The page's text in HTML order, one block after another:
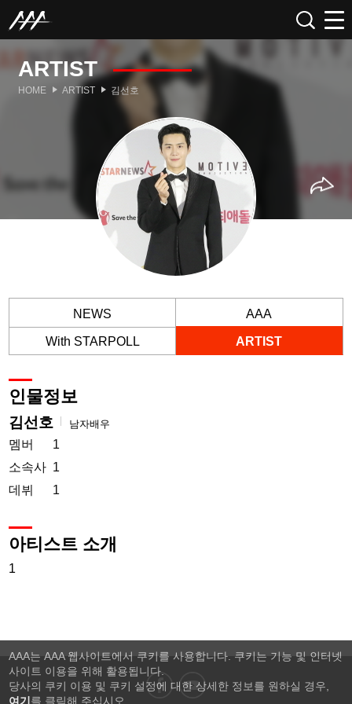
ARTIST
HOME ARTIST 김선호
NEWS AAA
With STARPOLL ARTIST
인물정보
김선호 남자배우
멤버
1
소속사 1
데뷔
1
아티스트 소개
1
AAA는 AAA 웹사이트에서 쿠키를 사용합니다. 쿠키는 기능 및 인터넷
사이트 이용을 위해 활용됩니다.
당사의 쿠키 이용 및 쿠키 설정에 대한 상세한 정보를 원하실 경우,
여기 를 클릭해 주십시오.